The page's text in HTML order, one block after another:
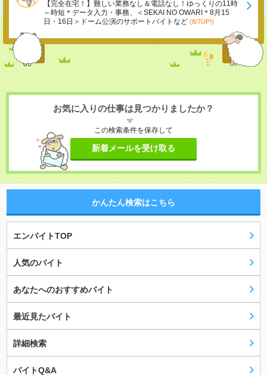
【完全在宅！】難しい業務なし＆電話なし！ゆっくりの11時
～時短＊データ入力・事務、＜SEKAI NO OWARI＊8月15
日・16日＞ドーム公演のサポートバイトなど (8/7UP!)
お気に入りの仕事は見つかりましたか？
この検索条件を保存して
新着メールを受け取る
かんたん検索はこちら
エンバイトTOP
人気のバイト
あなたへのおすすめバイト
最近見たバイト
詳細検索
バイトQ&A